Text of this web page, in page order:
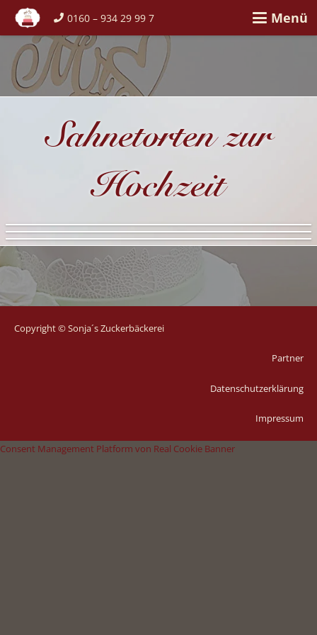
0160 – 934 29 99 7 Menü
Sahnetorten zur
Hochzeit
Drip Cake
Copyright © Sonja´s Zuckerbäckerei
Partner
Datenschutzerklärung
Impressum
Consent Management Platform von Real Cookie Banner